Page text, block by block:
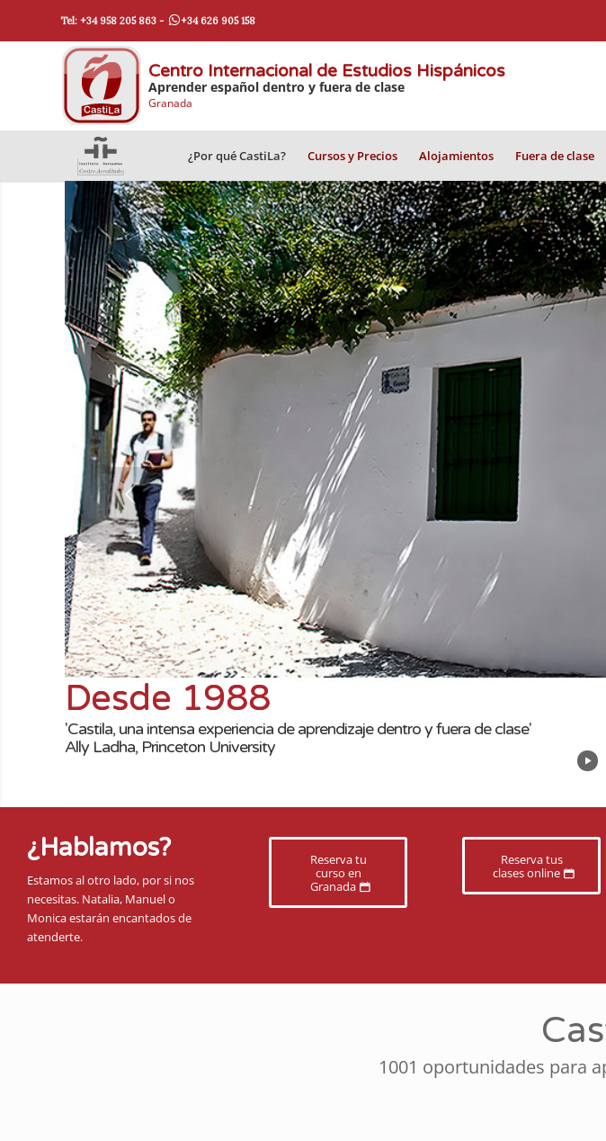
Tel: +34 958 205 863 - +34 626 905 158
Centro Internacional de Estudios Hispánicos
Aprender español dentro y fuera de clase
Granada
¿Por qué CastiLa? Cursos y Precios Alojamientos Fuera de clase
Desde 1988
'Castila, una intensa experiencia de aprendizaje dentro y fuera de clase'
Ally Ladha, Princeton University
¿Hablamos?
Estamos al otro lado, por si nos
necesitas. Natalia, Manuel o
Monica estarán encantados de
atenderte.
Reserva tu
curso en
Granada
Reserva tus
clases online
1001 oportunidades para